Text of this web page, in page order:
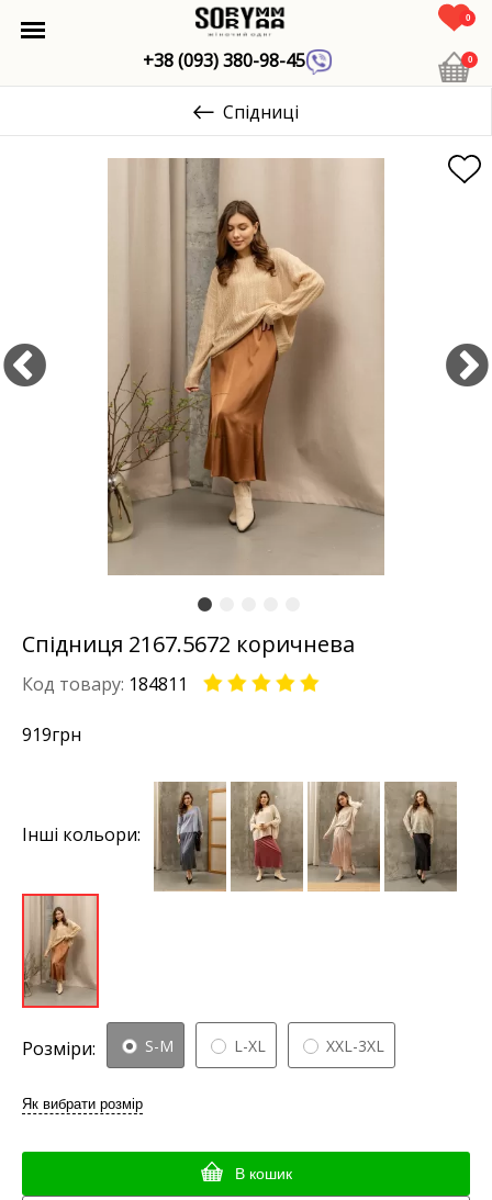
+38 (093) 380-98-45
0
0
Спідниці
Спідниця 2167.5672 коричнева
Код товару: 184811
919грн
Інші кольори:
Розміри: S-M L-XL XXL-3XL
Як вибрати розмір
В кошик